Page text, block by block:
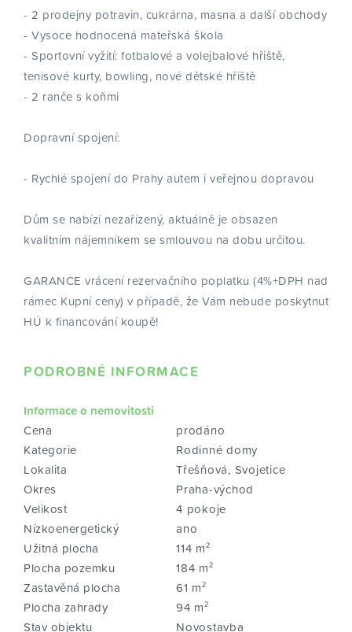
- 2 prodejny potravin, cukrárna, masna a další obchody
- Vysoce hodnocená mateřská škola
- Sportovní vyžití: fotbalové a volejbalové hřiště,
tenisové kurty, bowling, nové dětské hřiště
- 2 ranče s koňmi
Dopravní spojení:
- Rychlé spojení do Prahy autem i veřejnou dopravou
Dům se nabízí nezařízený, aktuálně je obsazen
kvalitním nájemníkem se smlouvou na dobu určitou.
GARANCE vrácení rezervačního poplatku (4%+DPH nad
rámec Kupní ceny) v případě, že Vám nebude poskytnut
HÚ k financování koupě!
PODROBNÉ INFORMACE
Informace o nemovitosti
Cena
prodáno
Kategorie
Rodinné domy
Lokalita
Třešňová, Svojetice
Okres
Praha-východ
Velikost
4 pokoje
Nízkoenergetický
ano
Užitná plocha
114 m²
Plocha pozemku
184 m²
Zastavěná plocha
61 m²
Plocha zahrady
94 m²
Stav objektu
Novostavba